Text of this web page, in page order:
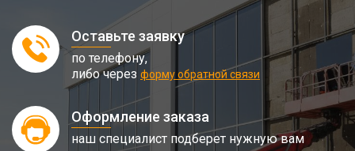
Оставьте заявку
по телефону,
либо через форму обратной связи
Оформление заказа
наш специалист подберет нужную вам